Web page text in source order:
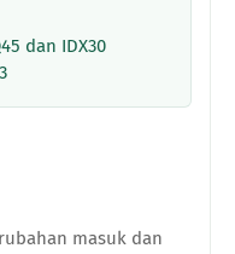
dan IDX30
masuk dan